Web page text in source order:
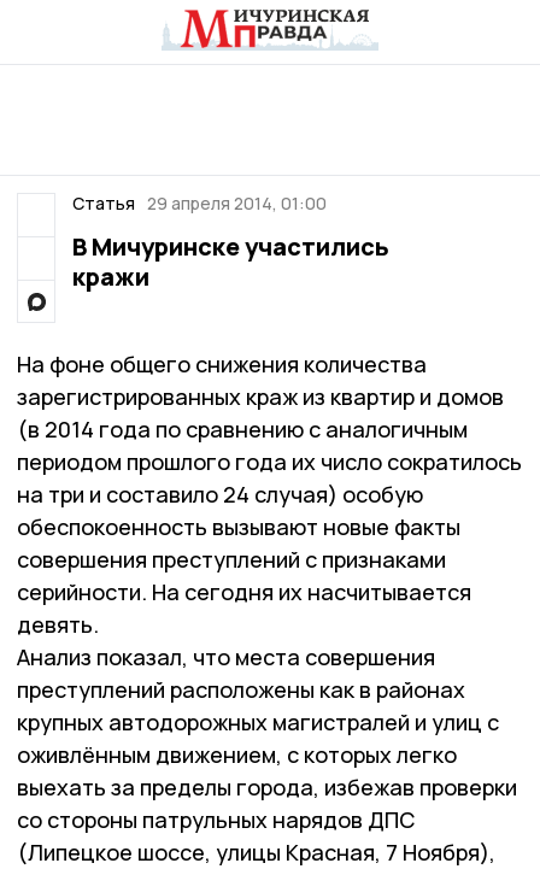
Статья 29 апреля 2014, 01:00
В Мичуринске участились
кражи
На фоне общего снижения количества
зарегистрированных краж из квартир и домов
(в 2014 года по сравнению с аналогичным
периодом прошлого года их число сократилось
на три и составило 24 случая) особую
обеспокоенность вызывают новые факты
совершения преступлений с признаками
серийности. На сегодня их насчитывается
девять.
Анализ показал, что места совершения
преступлений расположены как в районах
крупных автодорожных магистралей и улиц с
оживлённым движением, с которых легко
выехать за пределы города, избежав проверки
со стороны патрульных нарядов ДПС
(Липецкое шоссе, улицы Красная, 7 Ноября),